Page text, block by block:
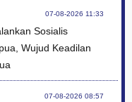
07-08-2026 11:33
Sosialis
Wujud Keadilan
07-08-2026 08:57